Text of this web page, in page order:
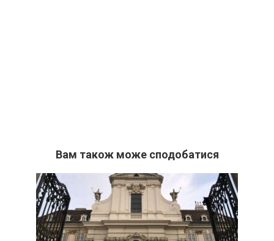
Вам також може сподобатися